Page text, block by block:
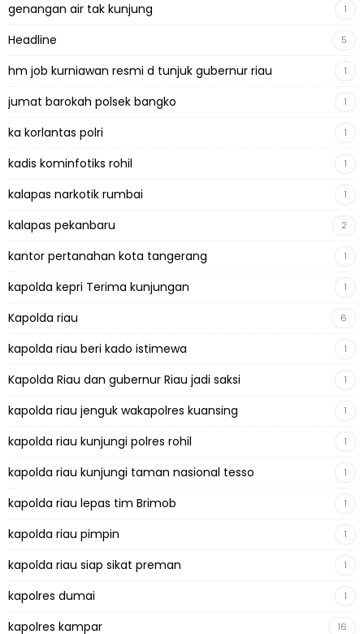
genangan air tak kunjung 1
Headline 5
hm job kurniawan resmi d tunjuk gubernur riau 1
jumat barokah polsek bangko 1
ka korlantas polri 1
kadis kominfotiks rohil 1
kalapas narkotik rumbai 1
kalapas pekanbaru 2
kantor pertanahan kota tangerang 1
kapolda kepri Terima kunjungan 1
Kapolda riau 6
kapolda riau beri kado istimewa 1
Kapolda Riau dan gubernur Riau jadi saksi 1
kapolda riau jenguk wakapolres kuansing 1
kapolda riau kunjungi polres rohil 1
kapolda riau kunjungi taman nasional tesso 1
kapolda riau lepas tim Brimob 1
kapolda riau pimpin 1
kapolda riau siap sikat preman 1
kapolres dumai 1
kapolres kampar 16